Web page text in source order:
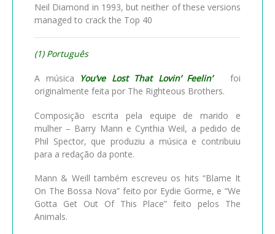
Neil Diamond in 1993, but neither of these versions
managed to crack the Top 40
(1) Português
A música You’ve Lost That Lovin’ Feelin’foi
originalmente feita por The Righteous Brothers.
Composição escrita pela equipe de marido e
mulher – Barry Mann e Cynthia Weil, a pedido de
Phil Spector, que produziu a música e contribuiu
para a redação da ponte.
Mann & Weill também escreveu os hits “Blame It
On The Bossa Nova” feito por Eydie Gorme, e “We
Gotta Get Out Of This Place” feito pelos The
Animals.